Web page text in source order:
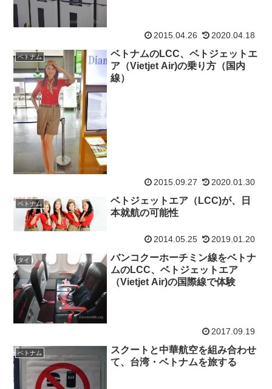
2015.04.26 2020.04.18
ベトナム
ベトナムのLCC、ベトジェットエ
ア（Vietjet Air)の乗り方（国内
線）
2015.09.27 2020.01.30
ベトナム
ベトジェットエア（LCC)が、日
本就航の可能性
2014.05.25 2019.01.20
タイ
バンコクーホーチミン線をベトナ
ムのLCC、ベトジェットエア
（Vietjet Air)の国際線で体験
2017.09.19
ベトナム
スクートと中華航空を組み合わせ
て、台湾・ベトナムを旅する